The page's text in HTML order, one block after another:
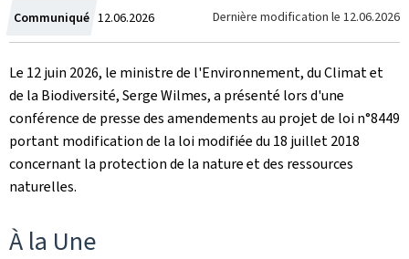
Communiqué Crée
le
12.06.2026 Dernière modification le 12.06.2026
Le 12 juin 2026, le ministre de l'Environnement, du Climat et
de la Biodiversité, Serge Wilmes, a présenté lors d'une
conférence de presse des amendements au projet de loi n°8449
portant modification de la loi modifiée du 18 juillet 2018
concernant la protection de la nature et des ressources
naturelles.
À la Une